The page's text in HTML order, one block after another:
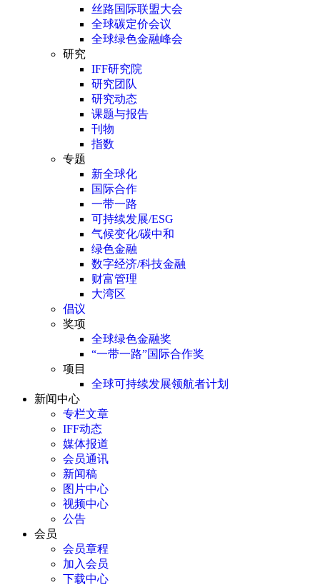
丝路国际联盟大会
全球碳定价会议
全球绿色金融峰会
研究
IFF研究院
研究团队
研究动态
课题与报告
刊物
指数
专题
新全球化
国际合作
一带一路
可持续发展/ESG
气候变化/碳中和
绿色金融
数字经济/科技金融
财富管理
大湾区
倡议
奖项
全球绿色金融奖
“一带一路”国际合作奖
项目
全球可持续发展领航者计划
新闻中心
专栏文章
IFF动态
媒体报道
会员通讯
新闻稿
图片中心
视频中心
公告
会员
会员章程
加入会员
下载中心